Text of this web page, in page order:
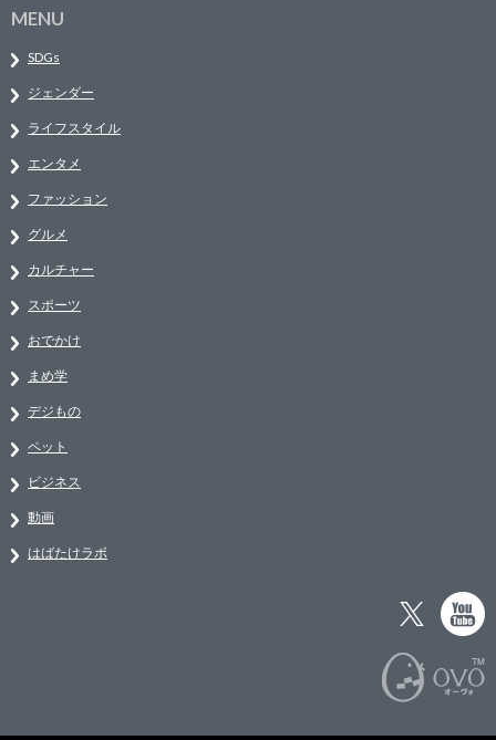
MENU
SDGs
ジェンダー
ライフスタイル
エンタメ
ファッション
グルメ
カルチャー
スポーツ
おでかけ
まめ学
デジもの
ペット
ビジネス
動画
はばたけラボ